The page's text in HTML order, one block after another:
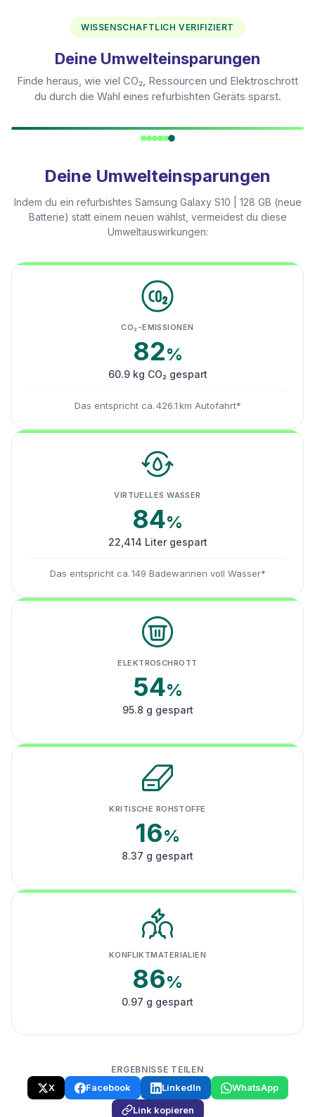
WISSENSCHAFTLICH VERIFIZIERT
Deine Umwelteinsparungen
Finde heraus, wie viel CO₂, Ressourcen und Elektroschrott
du durch die Wahl eines refurbishten Geräts sparst.
Deine Umwelteinsparungen
Indem du ein refurbishtes Samsung Galaxy S10 | 128 GB (neue
Batterie) statt einem neuen wählst, vermeidest du diese
Umweltauswirkungen:
CO₂-EMISSIONEN
82%
60.9 kg CO₂ gespart
Das entspricht ca. 426.1 km Autofahrt*
VIRTUELLES WASSER
84%
22,414 Liter gespart
Das entspricht ca. 149 Badewannen voll Wasser*
ELEKTROSCHROTT
54%
95.8 g gespart
KRITISCHE ROHSTOFFE
16%
8.37 g gespart
KONFLIKTMATERIALIEN
86%
0.97 g gespart
ERGEBNISSE TEILEN
X Facebook LinkedIn
WhatsApp
Link kopieren